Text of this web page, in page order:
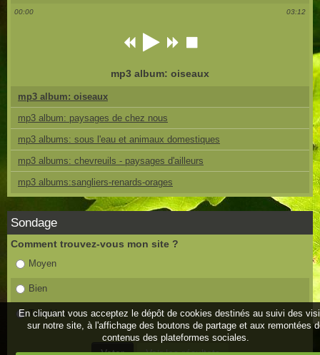
00:00 03:12
mp3 album: oiseaux
mp3 album: oiseaux
mp3 album: paysages de chez nous
mp3 albums: sous l'eau et animaux domestiques
mp3 albums: chevreuils - paysages d'ailleurs
mp3 albums:sangliers-renards-orages
Sondage
Comment trouvez-vous mon site ?
Moyen
Bien
Très bien
En cliquant vous acceptez le dépôt de cookies destinés au suivi des
sur notre site, à l'affichage des boutons de partage et aux remontées
contenus des plateformes sociales.